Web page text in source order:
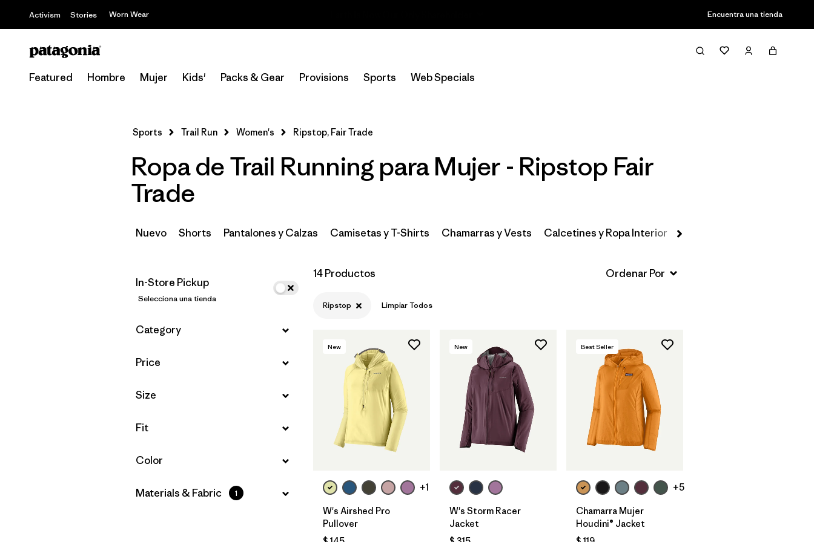
Activism Stories Worn Wear Encuentra una tienda
Featured Hombre Mujer Kids' Packs & Gear Provisions Sports Web Specials
Filter & Sort
Selecciona una tienda
Filtrar por
Price
Filtrar por
Size
Filtrar por
Color
Filtrar por
Materials & Fabric
Sports Trail Run Women's Ripstop, Fair Trade
Ropa de Trail Running para Mujer - Ripstop Fair
Trade
Nuevo Shorts Pantalones y Calzas Camisetas y T-Shirts Chamarras y Vests Calcetines y Ropa Interior Gorros y Accesorios
In-Store Pickup
Selecciona una tienda
Filtrar por
Category
Filtrar por
Price
Filtrar por
Size
Filtrar por
Fit
Filtrar por
Color
Filtrar por
Materials & Fabric 1
14 Productos
Ripstop Limpiar Todos
New
+1
W's Airshed Pro
Pullover
New
W's Storm Racer
Jacket
Best Seller
+5
Chamarra Mujer
Houdini® Jacket